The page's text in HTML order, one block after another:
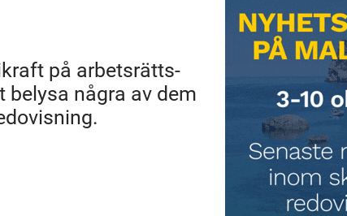
på arbetsrätts-
några av dem